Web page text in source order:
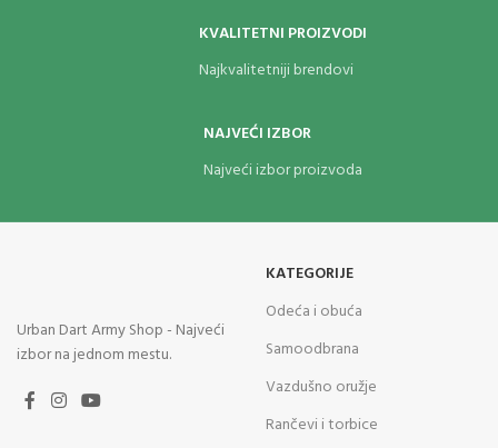
KVALITETNI PROIZVODI
Najkvalitetniji brendovi
NAJVEĆI IZBOR
Najveći izbor proizvoda
Urban Dart Army Shop - Najveći
izbor na jednom mestu.
KATEGORIJE
Odeća i obuća
Samoodbrana
Vazdušno oružje
Rančevi i torbice